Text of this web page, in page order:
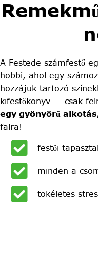
A Festede számfestő
hobbi, ahol egy
hozzájuk tartozó
kifestőkönyv — csak
egy gyönyörű
falra!
festői
minden a
tökéletes